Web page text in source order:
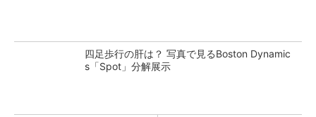
四足歩行の肝は？ 写真で見るBoston Dynamic
s「Spot」分解展示